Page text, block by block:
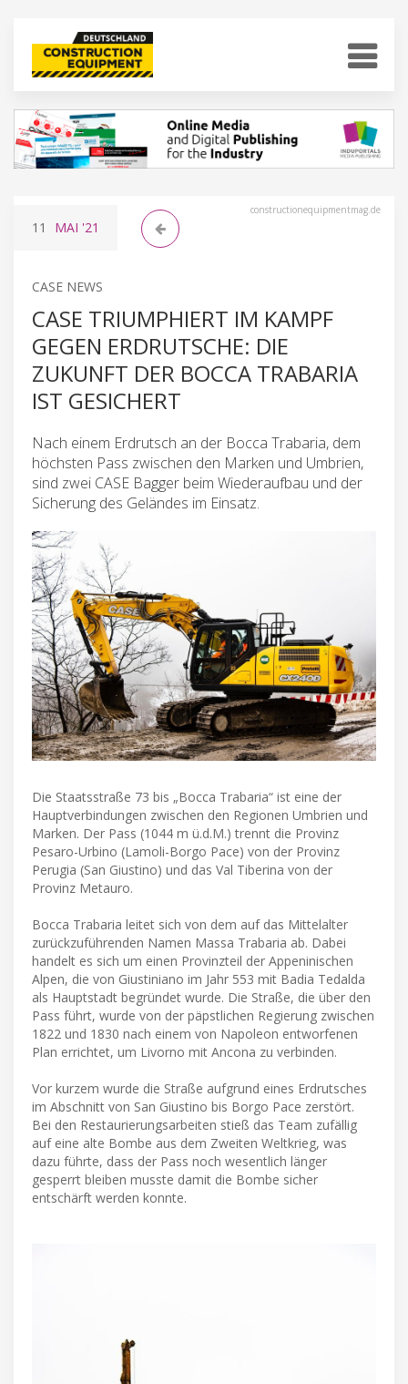
constructionequipmentmag.de
11 MAI '21
CASE NEWS
CASE TRIUMPHIERT IM KAMPF
GEGEN ERDRUTSCHE: DIE
ZUKUNFT DER BOCCA TRABARIA
IST GESICHERT
Nach einem Erdrutsch an der Bocca Trabaria, dem
höchsten Pass zwischen den Marken und Umbrien,
sind zwei CASE Bagger beim Wiederaufbau und der
Sicherung des Geländes im Einsatz.
Die Staatsstraße 73 bis „Bocca Trabaria“ ist eine der
Hauptverbindungen zwischen den Regionen Umbrien und
Marken. Der Pass (1044 m ü.d.M.) trennt die Provinz
Pesaro-Urbino (Lamoli-Borgo Pace) von der Provinz
Perugia (San Giustino) und das Val Tiberina von der
Provinz Metauro.
Bocca Trabaria leitet sich von dem auf das Mittelalter
zurückzuführenden Namen Massa Trabaria ab. Dabei
handelt es sich um einen Provinzteil der Appeninischen
Alpen, die von Giustiniano im Jahr 553 mit Badia Tedalda
als Hauptstadt begründet wurde. Die Straße, die über den
Pass führt, wurde von der päpstlichen Regierung zwischen
1822 und 1830 nach einem von Napoleon entworfenen
Plan errichtet, um Livorno mit Ancona zu verbinden.
Vor kurzem wurde die Straße aufgrund eines Erdrutsches
im Abschnitt von San Giustino bis Borgo Pace zerstört.
Bei den Restaurierungsarbeiten stieß das Team zufällig
auf eine alte Bombe aus dem Zweiten Weltkrieg, was
dazu führte, dass der Pass noch wesentlich länger
gesperrt bleiben musste damit die Bombe sicher
entschärft werden konnte.